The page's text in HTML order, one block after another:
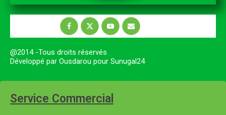
@2014 -Tous droits réservés
Développé par Ousdarou pour Sunugal24
Service Commercial